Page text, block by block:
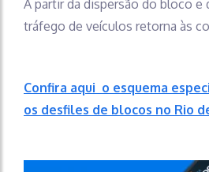
A partir da dispersão do bloco e
tráfego de veículos retorna às
Confira aqui o esquema
os desfiles de blocos no Rio